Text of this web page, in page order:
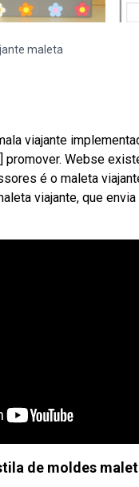
maleta
viajante
promover. Webse
é o maleta
viajante, que
de moldes